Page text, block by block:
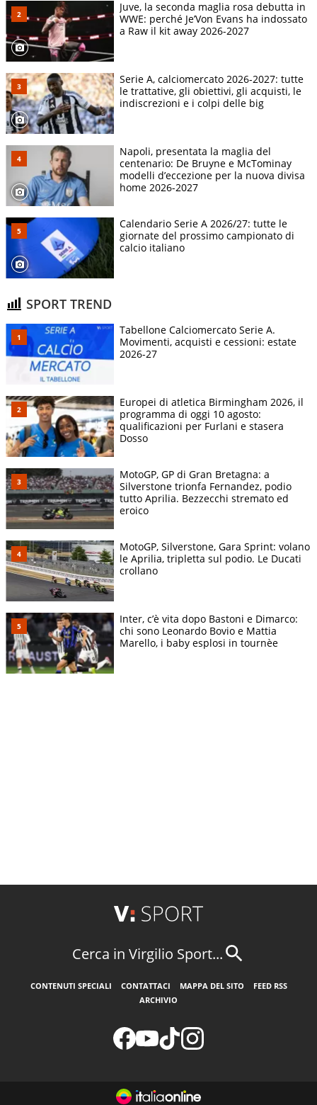
Juve, la seconda maglia rosa debutta in
WWE: perché Je’Von Evans ha indossato
a Raw il kit away 2026-2027
Serie A, calciomercato 2026-2027: tutte
le trattative, gli obiettivi, gli acquisti, le
indiscrezioni e i colpi delle big
Napoli, presentata la maglia del
centenario: De Bruyne e McTominay
modelli d’eccezione per la nuova divisa
home 2026-2027
Calendario Serie A 2026/27: tutte le
giornate del prossimo campionato di
calcio italiano
SPORT TREND
Tabellone Calciomercato Serie A.
Movimenti, acquisti e cessioni: estate
2026-27
Europei di atletica Birmingham 2026, il
programma di oggi 10 agosto:
qualificazioni per Furlani e stasera
Dosso
MotoGP, GP di Gran Bretagna: a
Silverstone trionfa Fernandez, podio
tutto Aprilia. Bezzecchi stremato ed
eroico
MotoGP, Silverstone, Gara Sprint: volano
le Aprilia, tripletta sul podio. Le Ducati
crollano
Inter, c’è vita dopo Bastoni e Dimarco:
chi sono Leonardo Bovio e Mattia
Marello, i baby esplosi in tournèe
Cerca in Virgilio Sport...
CONTENUTI SPECIALI CONTATTACI MAPPA DEL SITO
FEED RSS
ARCHIVIO